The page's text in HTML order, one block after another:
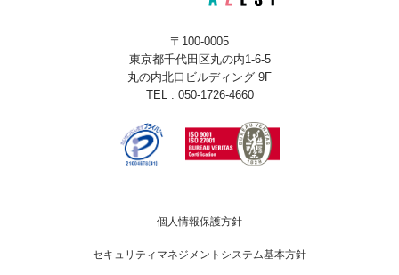
〒100-0005
東京都千代田区丸の内1-6-5
丸の内北口ビルディング 9F
TEL : 050-1726-4660
個人情報保護方針
セキュリティマネジメントシステム基本方針